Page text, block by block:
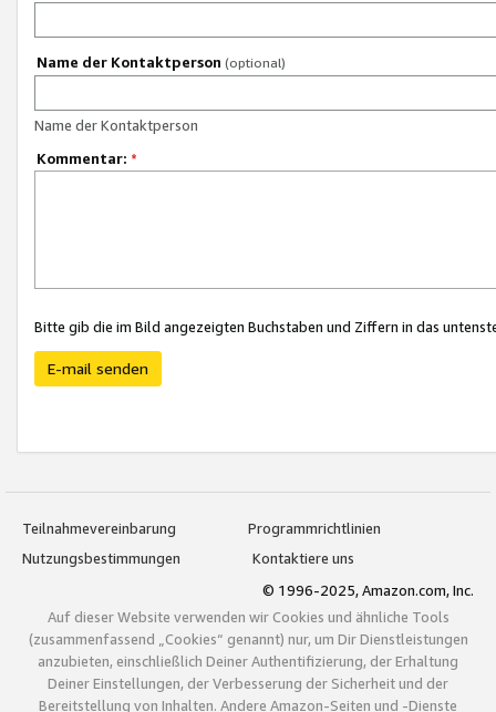
Name der Kontaktperson (optional)
Name der Kontaktperson
Kommentar: *
Bitte gib die im Bild angezeigten Buchstaben und Ziffern in das
E-mail senden
Teilnahmevereinbarung
Programmrichtlinien
Nutzungsbestimmungen
Kontaktiere uns
© 1996-2025, Amazon.com, Inc.
Auf dieser Website verwenden wir Cookies und ähnliche Tools
(zusammenfassend „Cookies“ genannt) nur, um Dir Dienstleistungen
anzubieten, einschließlich Deiner Authentifizierung, der Erhaltung
Deiner Einstellungen, der Verbesserung der Sicherheit und der
Bereitstellung von Inhalten. Andere Amazon-Seiten und -Dienste